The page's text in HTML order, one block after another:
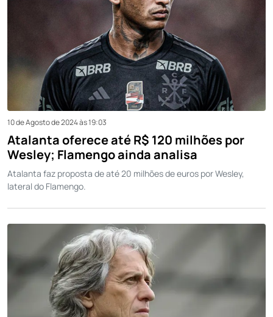
10 de Agosto de 2024 às 19:03
Atalanta oferece até R$ 120 milhões por
Wesley; Flamengo ainda analisa
Atalanta faz proposta de até 20 milhões de euros por Wesley,
lateral do Flamengo.